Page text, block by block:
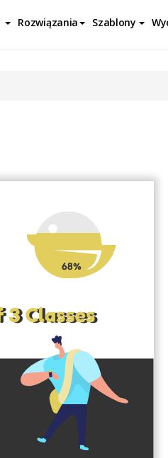
Rozwiązania Szablony